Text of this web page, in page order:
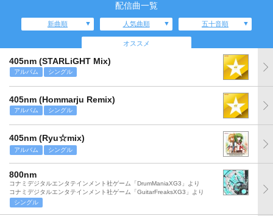
配信曲一覧
新曲順 人気曲順 五十音順
オススメ
405nm (STARLiGHT Mix)
アルバム シングル
405nm (Hommarju Remix)
アルバム シングル
405nm (Ryu☆mix)
アルバム シングル
800nm
コナミデジタルエンタテインメント社ゲーム「DrumManiaXG3」より
コナミデジタルエンタテインメント社ゲーム「GuitarFreaksXG3」より
シングル